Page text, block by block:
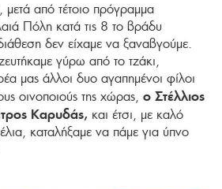
από τέτοιο πρόγραμμα
Πόλη κατά τις 8 το βράδυ
δεν είχαμε να ξαναβγούμε.
γύρω από το τζάκι,
μας άλλοι δυο αγαπημένοι φίλοι
οινοποιούς της χώρας, ο Στέλλιος
Καρυδάς, και έτσι, με καλό
καταλήξαμε να πάμε για ύπνο